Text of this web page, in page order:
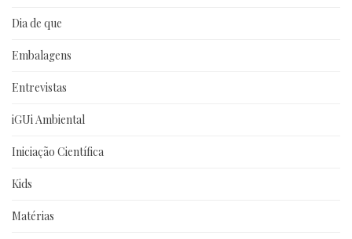
Dia de que
Embalagens
Entrevistas
iGUi Ambiental
Iniciação Científica
Kids
Matérias